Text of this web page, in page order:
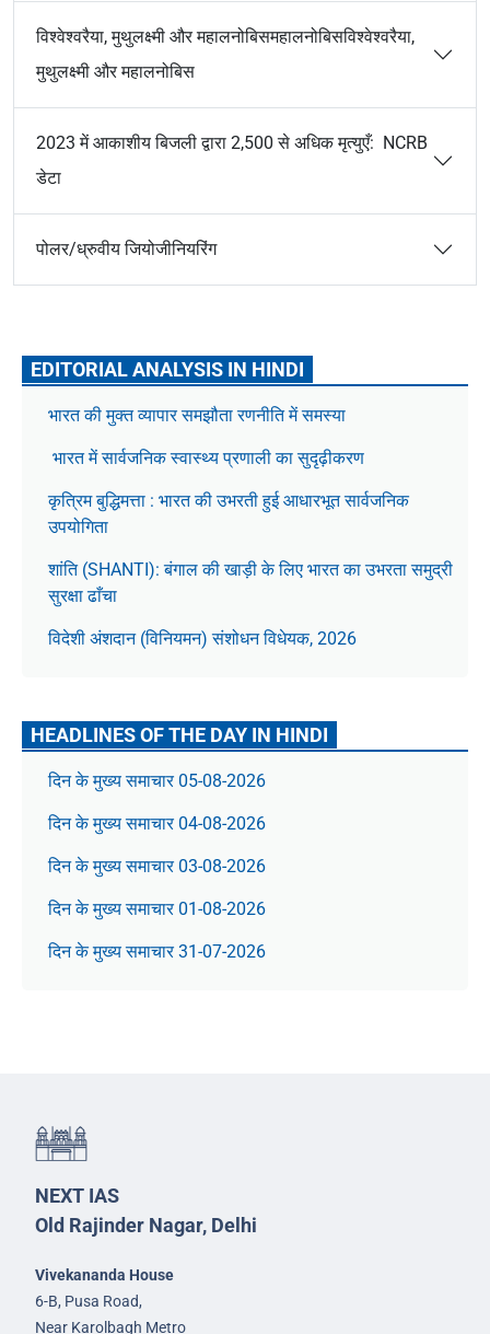
विश्वेश्वरैया, मुथुलक्ष्मी और महालनोबिसमहालनोबिसविश्वेश्वरैया,
मुथुलक्ष्मी और महालनोबिस
2023 में आकाशीय बिजली द्वारा 2,500 से अधिक मृत्युएँ: NCRB
डेटा
पोलर/ध्रुवीय जियोजीनियरिंग
EDITORIAL ANALYSIS IN HINDI
भारत की मुक्त व्यापार समझौता रणनीति में समस्या
भारत में सार्वजनिक स्वास्थ्य प्रणाली का सुदृढ़ीकरण
कृत्रिम बुद्धिमत्ता : भारत की उभरती हुई आधारभूत सार्वजनिक
उपयोगिता
शांति (SHANTI): बंगाल की खाड़ी के लिए भारत का उभरता समुद्री
सुरक्षा ढाँचा
विदेशी अंशदान (विनियमन) संशोधन विधेयक, 2026
HEADLINES OF THE DAY IN HINDI
दिन के मुख्य समाचार 05-08-2026
दिन के मुख्य समाचार 04-08-2026
दिन के मुख्य समाचार 03-08-2026
दिन के मुख्य समाचार 01-08-2026
दिन के मुख्य समाचार 31-07-2026
NEXT IAS
Old Rajinder Nagar, Delhi
Vivekananda House
6-B, Pusa Road,
Near Karolbagh Metro